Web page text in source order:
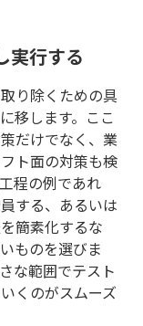
実行する
り除くための具
移します。ここ
だけでなく、業
ト面の対策も検
程の例であれ
する、あるいは
簡素化するな
ものを選びま
な範囲でテスト
くのがスムーズ